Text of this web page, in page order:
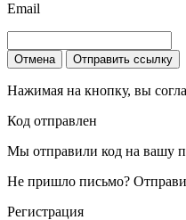
Email
Отмена Отправить ссылку
Нажимая на кнопку, вы
Код отправлен
Мы отправили код на вашу
Не пришло письмо?
Регистрация